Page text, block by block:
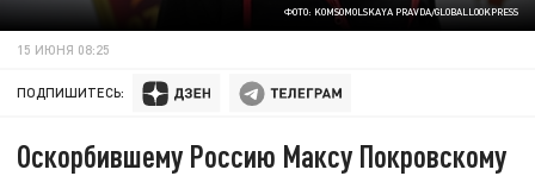
ФОТО: KOMSOMOLSKAYA PRAVDA/GLOBALLOOKPRESS
15 ИЮНЯ 08:25
ПОДПИШИТЕСЬ:
Оскорбившему Россию Максу Покровскому